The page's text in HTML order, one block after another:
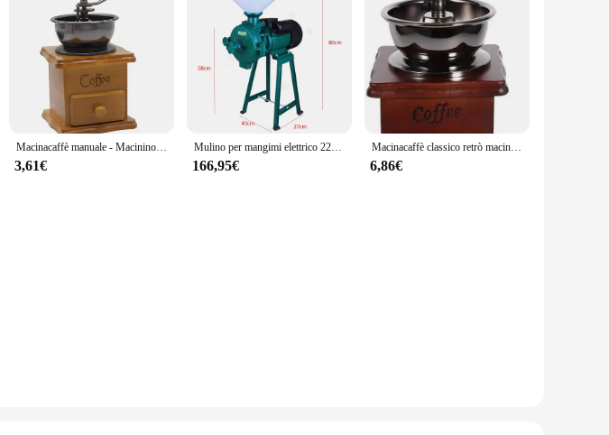
Macinacaffè manuale - Macinino a manovella classico in stile italiano con macinatrice multiuso portatile regolabile per fagioli
3,61€
Mulino per mangimi elettrico 2200W 1400 giri/min Smerigliatrice per cereali secchi Fresatrice per riso con cereali di mais con imbuto 220V Blu/Verde
166,95€
Macinacaffè classico retrò macinacaffè manuale in legno macchina da caffè a manovella professionale Barista Home Coffeeware accessori per caffè
6,86€